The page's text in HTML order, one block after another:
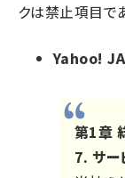
クは禁止項目で
Yahoo!
第1章
7. サー